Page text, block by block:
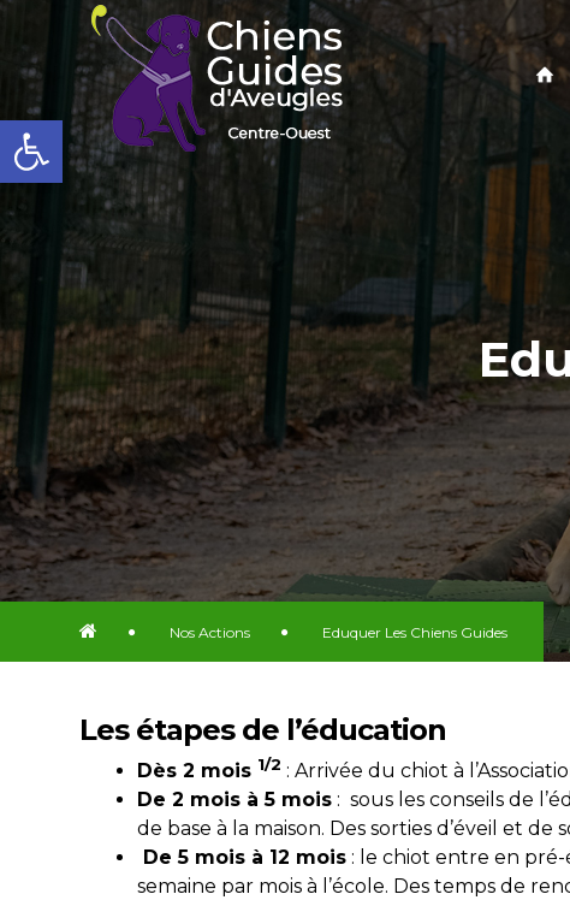
Ouvrir la barre d’outils
Nos Actions Eduquer Les Chiens Guides
Les étapes de l’éducation
Dès 2 mois 1/2 : Arrivée du chiot à
De 2 mois à 5 mois : sous les conseils de
de base à la maison. Des sorties d’éveil et
De 5 mois à 12 mois : le chiot entre en pré-
semaine par mois à l’école. Des temps de